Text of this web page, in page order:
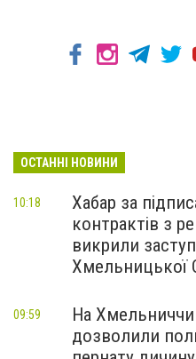
ОСТАННІ НОВИНИ
Хабар за
контрактів з
викрили
Хмельницької
10:18
На
дозволили
09:59